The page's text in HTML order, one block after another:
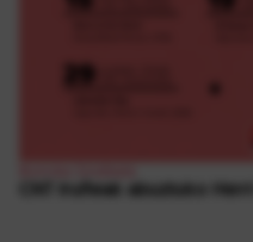
CNT Iruñeak abuztuko